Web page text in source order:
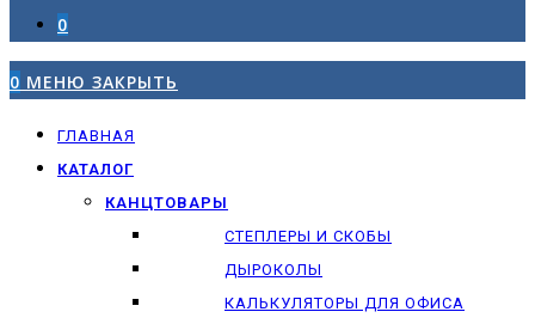
0
0 МЕНЮ ЗАКРЫТЬ
ГЛАВНАЯ
КАТАЛОГ
КАНЦТОВАРЫ
СТЕПЛЕРЫ И СКОБЫ
ДЫРОКОЛЫ
КАЛЬКУЛЯТОРЫ ДЛЯ ОФИСА